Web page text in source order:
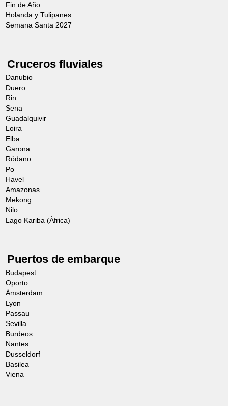
Fin de Año
Holanda y Tulipanes
Semana Santa 2027
Cruceros fluviales
Danubio
Duero
Rin
Sena
Guadalquivir
Loira
Elba
Garona
Ródano
Po
Havel
Amazonas
Mekong
Nilo
Lago Kariba (África)
Puertos de embarque
Budapest
Oporto
Ámsterdam
Lyon
Passau
Sevilla
Burdeos
Nantes
Dusseldorf
Basilea
Viena